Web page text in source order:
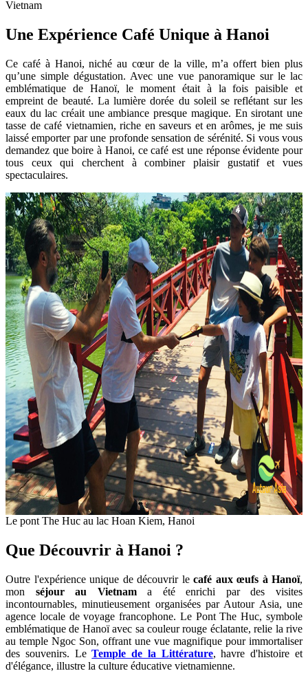
Vietnam
Une Expérience Café Unique à Hanoi
Ce café à Hanoi, niché au cœur de la ville, m’a offert bien plus
qu’une simple dégustation. Avec une vue panoramique sur le lac
emblématique de Hanoï, le moment était à la fois paisible et
empreint de beauté. La lumière dorée du soleil se reflétant sur les
eaux du lac créait une ambiance presque magique. En sirotant une
tasse de café vietnamien, riche en saveurs et en arômes, je me suis
laissé emporter par une profonde sensation de sérénité. Si vous vous
demandez que boire à Hanoi, ce café est une réponse évidente pour
tous ceux qui cherchent à combiner plaisir gustatif et vues
spectaculaires.
Le pont The Huc au lac Hoan Kiem, Hanoi
Que Découvrir à Hanoi ?
Outre l'expérience unique de découvrir le café aux œufs à Hanoï,
mon séjour au Vietnama été enrichi par des visites
incontournables, minutieusement organisées par Autour Asia, une
agence locale de voyage francophone. Le Pont The Huc, symbole
emblématique de Hanoï avec sa couleur rouge éclatante, relie la rive
au temple Ngoc Son, offrant une vue magnifique pour immortaliser
des souvenirs. LeTemple de la Littérature, havre d'histoire et
d'élégance, illustre la culture éducative vietnamienne.